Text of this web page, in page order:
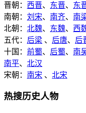
晋朝： 西晋、 东晋、 东
南朝： 刘宋、 南齐、 南
北朝： 北魏、 东魏、 西
五代： 后梁 、 后唐、 后
十国： 前蜀、 后蜀、 南
南平、 北汉
宋朝： 南宋 、 北宋
热搜历史人物